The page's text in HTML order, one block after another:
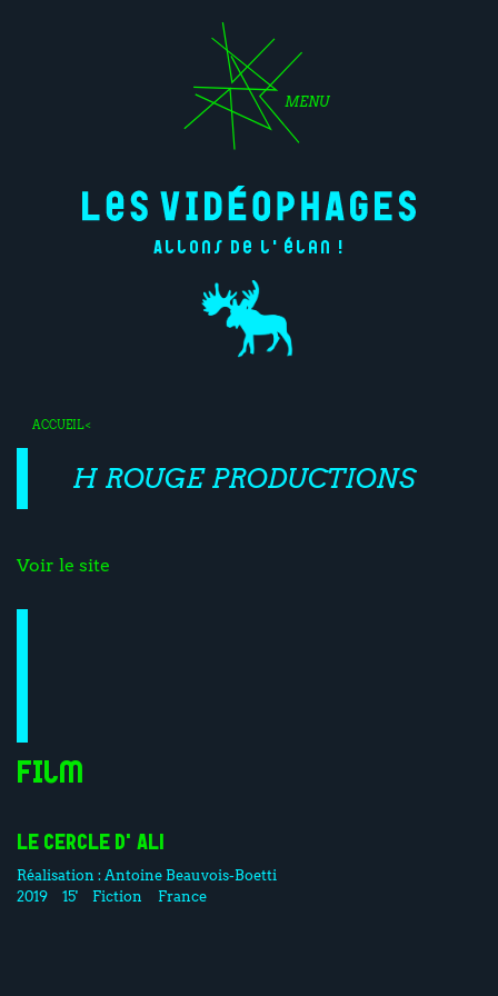
MENU
Allons de l'élan !
ACCUEIL<
H ROUGE PRODUCTIONS
Voir le site
Film
LE CERCLE D'ALI
Réalisation : Antoine Beauvois-Boetti
2019
15' Fiction France